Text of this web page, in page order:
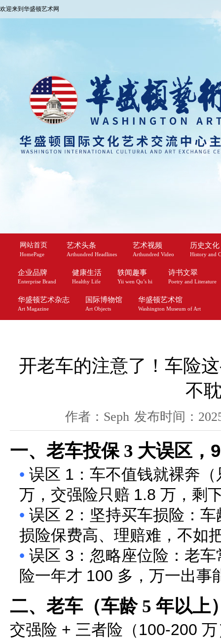
欢迎来到华盛顿艺术网
网站首页
HomePage
艺术头条
Arthundred Headlines
艺术视频
Arthundred Video
历史文化
History and
企业品牌
Enterprise Brand
健康生活
Healthy Life
轶闻趣事
Yii wen Qu’s hi
诗书文翠
Poetry and Literature
华盛顿艺术杂志
Art Magazine
国际博物馆
Art Objects
华盛顿艺术馆
Washington Museum of Art
开老车的注意了！车险
不
作者：Seph 发布时间：
一、老车投保3 大误区，
• 误区 1 ：车不值钱就裸奔
万，交强险只赔 1.8 万，剩
• 误区 2 ：坚持买车损险：
损险保费高、理赔难，不如
• 误区 3 ：忽略座位险：老
险一年才 100 多，万一出事
二、老车（车龄5年以上
交强险 + 三者险（100-200